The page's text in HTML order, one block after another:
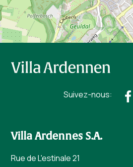
Suivez-nous:
Villa Ardennes S.A.
Rue de L'estinale 21